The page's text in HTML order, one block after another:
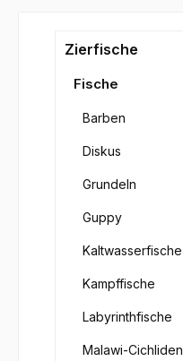
Zierfische
Fische
Barben
Diskus
Grundeln
Guppy
Kaltwasserfische
Kampffische
Labyrinthfische
Malawi-Cichliden